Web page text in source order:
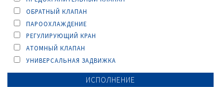
ОБРАТНЫЙ КЛАПАН
ПАРООХЛАЖДЕНИЕ
РЕГУЛИРУЮЩИЙ КРАН
AТОМНЫЙ КЛАПАН
УНИВЕРСАЛЬНАЯ ЗАДВИЖКА
ИСПОЛНЕНИЕ